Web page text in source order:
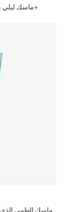
ماسك ليلي عميق مجدد و منشط للبشره نوفادج+